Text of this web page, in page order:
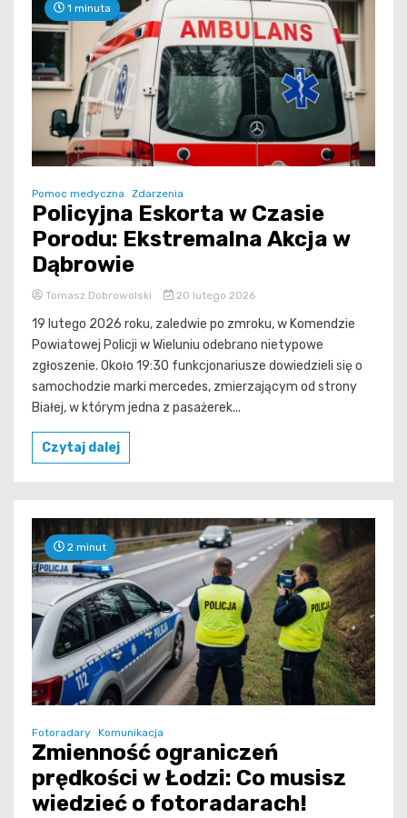
1 minuta
Pomoc medyczna Zdarzenia
Policyjna Eskorta w Czasie
Porodu: Ekstremalna Akcja w
Dąbrowie
Tomasz Dobrowolski 20 lutego 2026
19 lutego 2026 roku, zaledwie po zmroku, w Komendzie
Powiatowej Policji w Wieluniu odebrano nietypowe
zgłoszenie. Około 19:30 funkcjonariusze dowiedzieli się o
samochodzie marki mercedes, zmierzającym od strony
Białej, w którym jedna z pasażerek...
Czytaj dalej
2 minut
Fotoradary Komunikacja
Zmienność ograniczeń
prędkości w Łodzi: Co musisz
wiedzieć o fotoradarach!